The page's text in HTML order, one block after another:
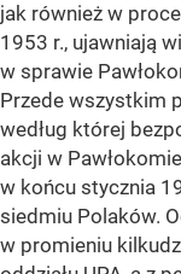
jak również w
1953 r., ujawniają
w sprawie
Przede wszystkim
według której
akcji w
w końcu stycznia
siedmiu Polaków.
w promieniu